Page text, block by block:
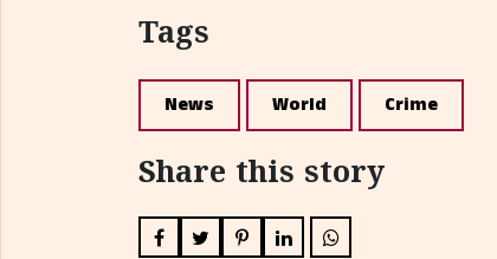
Tags
News World Crime
Share this story